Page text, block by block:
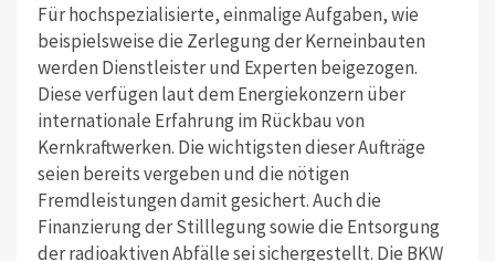
Für hochspezialisierte, einmalige Aufgaben, wie
beispielsweise die Zerlegung der Kerneinbauten
werden Dienstleister und Experten beigezogen.
Diese verfügen laut dem Energiekonzern über
internationale Erfahrung im Rückbau von
Kernkraftwerken. Die wichtigsten dieser Aufträge
seien bereits vergeben und die nötigen
Fremdleistungen damit gesichert. Auch die
Finanzierung der Stilllegung sowie die Entsorgung
der radioaktiven Abfälle sei sichergestellt. Die BKW